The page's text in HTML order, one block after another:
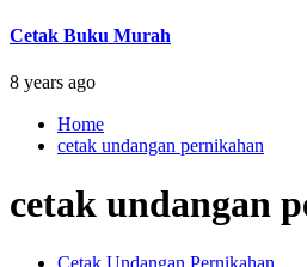
Cetak Buku Murah
8 years ago
Home
cetak undangan pernikahan
cetak undangan
Cetak Undangan Pernikahan